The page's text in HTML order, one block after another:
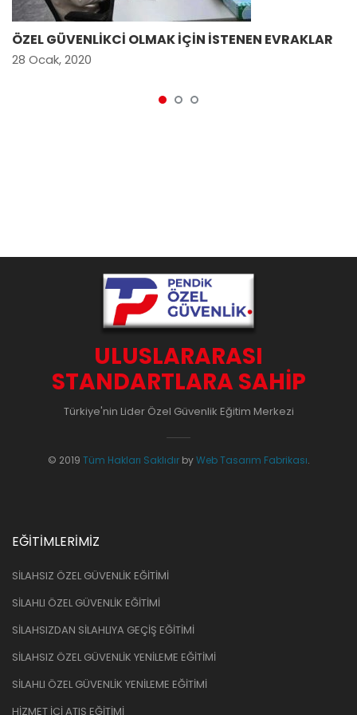
ÖZEL GÜVENLİKCİ OLMAK İÇİN İSTENEN EVRAKLAR
28 Ocak, 2020
ULUSLARARASI
STANDARTLARA SAHIP
Türkiye'nin Lider Özel Güvenlik Eğitim Merkezi
© 2019 Tüm Hakları SaklıdırbyWeb Tasarım Fabrikası.
EĞİTİMLERİMİZ
SİLAHSIZ ÖZEL GÜVENLİK EĞİTİMİ
SİLAHLI ÖZEL GÜVENLİK EĞİTİMİ
SİLAHSIZDAN SİLAHLIYA GEÇİŞ EĞİTİMİ
SİLAHSIZ ÖZEL GÜVENLİK YENİLEME EĞİTİMİ
SİLAHLI ÖZEL GÜVENLİK YENİLEME EĞİTİMİ
HİZMET İÇİ ATIŞ EĞİTİMİ